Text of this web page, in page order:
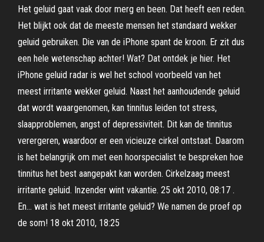
Het geluid gaat vaak door merg en been. Dat heeft een reden.
Het blijkt ook dat de meeste mensen het standaard wekker
geluid gebruiken. Die van de iPhone spant de kroon. Er zit dus
een hele wetenschap achter! Wat? Dat ontdek je hier. Het
iPhone geluid radar is wel het school voorbeeld van het
meest irritante wekker geluid. Naast het aanhoudende geluid
dat wordt waargenomen, kan tinnitus leiden tot stress,
slaapproblemen, angst of depressiviteit. Dit kan de tinnitus
verergeren, waardoor er een vicieuze cirkel ontstaat. Daarom
is het belangrijk om met een hoorspecialist te bespreken hoe
tinnitus het best aangepakt kan worden. Cirkelzaag meest
irritante geluid. Inzender wint vakantie. 25 okt 2010, 08:17 .
En… wat is het meest irritante geluid? We namen de proef op
de som! 18 okt 2010, 18:25